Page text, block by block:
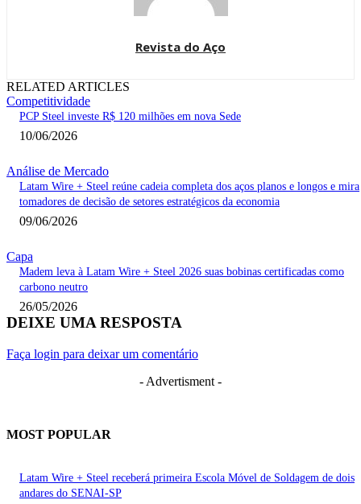
Revista do Aço
RELATED ARTICLES
Competitividade
PCP Steel investe R$ 120 milhões em nova Sede
10/06/2026
Análise de Mercado
Latam Wire + Steel reúne cadeia completa dos aços planos e longos e mira
tomadores de decisão de setores estratégicos da economia
09/06/2026
Capa
Madem leva à Latam Wire + Steel 2026 suas bobinas certificadas como
carbono neutro
26/05/2026
DEIXE UMA RESPOSTA
Faça login para deixar um comentário
- Advertisment -
MOST POPULAR
Latam Wire + Steel receberá primeira Escola Móvel de Soldagem de dois
andares do SENAI-SP